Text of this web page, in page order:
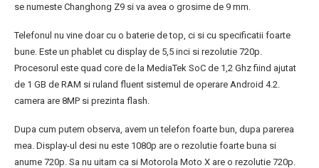
se numeste Changhong Z9 si va avea o grosime de 9 mm.
Telefonul nu vine doar cu o baterie de top, ci si cu specificatii foarte
bune. Este un phablet cu display de 5,5 inci si rezolutie 720p.
Procesorul este quad core de la MediaTek SoC de 1,2 Ghz fiind ajutat
de 1 GB de RAM si ruland fluent sistemul de operare Android 4.2.
camera are 8MP si prezinta flash.
Dupa cum putem observa, avem un telefon foarte bun, dupa parerea
mea. Display-ul desi nu este 1080p are o rezolutie foarte buna si
anume 720p. Sa nu uitam ca si Motorola Moto X are o rezolutie 720p.